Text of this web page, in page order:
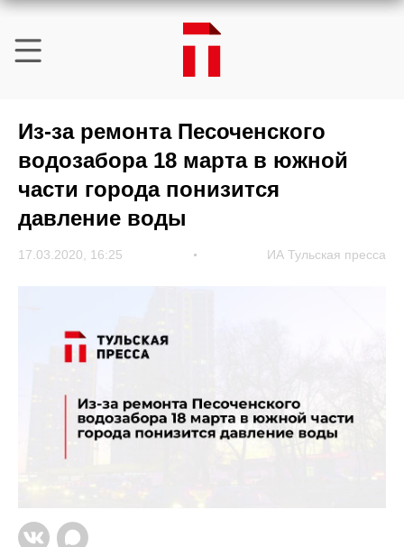
Из-за ремонта Песоченского
водозабора 18 марта в южной
части города понизится
давление воды
17.03.2020, 16:25 ИА Тульская пресса